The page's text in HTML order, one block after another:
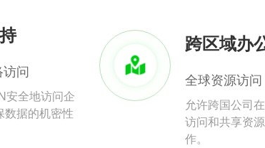
问
安全地访问企
数据的机密性
跨区域办
全球资源访问
允许跨国公司
访问和共享资
作。